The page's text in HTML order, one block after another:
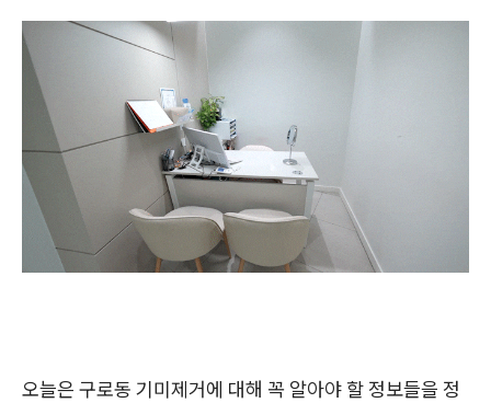
오늘은 구로동 기미제거에 대해 꼭 알아야 할 정보들을 정